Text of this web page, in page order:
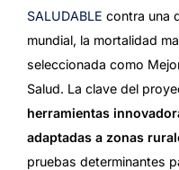
SALUDABLE contra una
mundial, la mortalidad
seleccionada como
Salud. La clave del
herramientas
adaptadas a zonas
pruebas determinantes